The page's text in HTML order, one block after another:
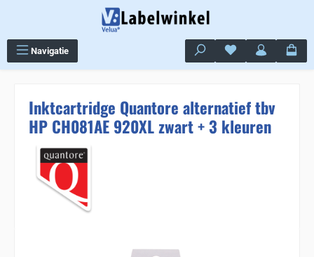
Navigatie Je hebt 0 items op
Inktcartridge Quantore alternatief tbv
HP CH081AE 920XL zwart + 3 kleuren
Sla de afbeeldingengalerij over